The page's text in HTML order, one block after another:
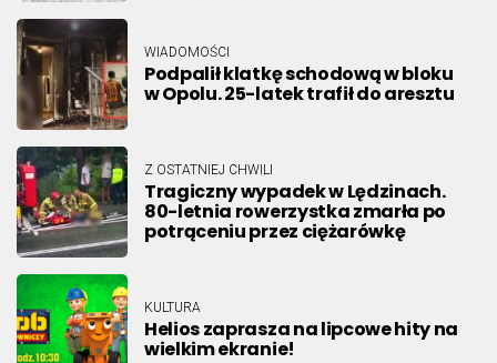
WIADOMOŚCI
Podpalił klatkę schodową w bloku
w Opolu. 25-latek trafił do aresztu
Z OSTATNIEJ CHWILI
Tragiczny wypadek w Lędzinach.
80-letnia rowerzystka zmarła po
potrąceniu przez ciężarówkę
KULTURA
Helios zaprasza na lipcowe hity na
wielkim ekranie!